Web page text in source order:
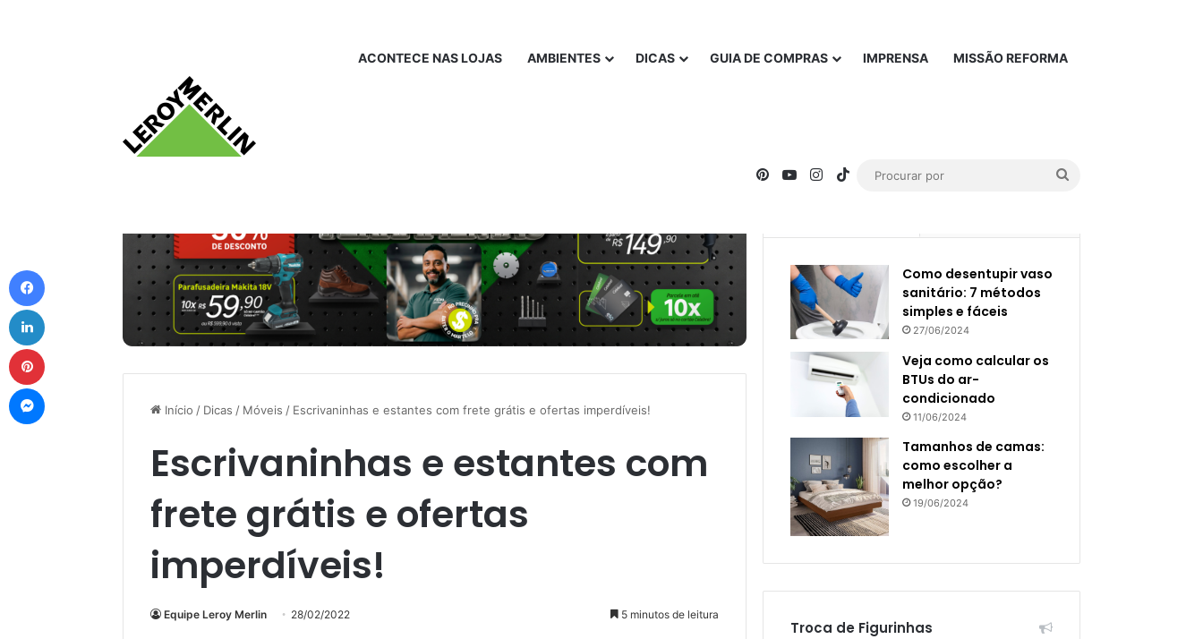
ACONTECE NAS LOJAS AMBIENTES DICAS GUIA DE COMPRAS IMPRENSA MISSÃO REFORMA
PinterestYouTubeInstagram
TikTok
Início / Dicas / Móveis / Escrivaninhas e estantes com frete grátis e ofertas imperdíveis!
Escrivaninhas e estantes com
frete grátis e ofertas
imperdíveis!
Equipe Leroy Merlin 28/02/2022 5 minutos de leitura
Como desentupir vaso
sanitário: 7 métodos
simples e fáceis
27/06/2024
Veja como calcular os
BTUs do ar-
condicionado
11/06/2024
Tamanhos de camas:
como escolher a
melhor opção?
19/06/2024
Troca de Figurinhas